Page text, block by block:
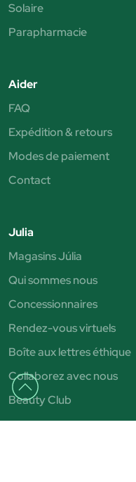
Solaire
Parapharmacie
Aider
FAQ
Expédition & retours
Modes de paiement
Contact
Julia
Magasins Júlia
Qui sommes nous
Concessionnaires
Rendez-vous virtuels
Boîte aux lettres éthique
Collaborez avec nous
Beauty Club